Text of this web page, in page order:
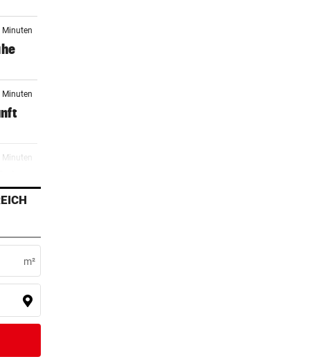
Minuten
Minuten
Minuten
Minuten
Stunde
m²